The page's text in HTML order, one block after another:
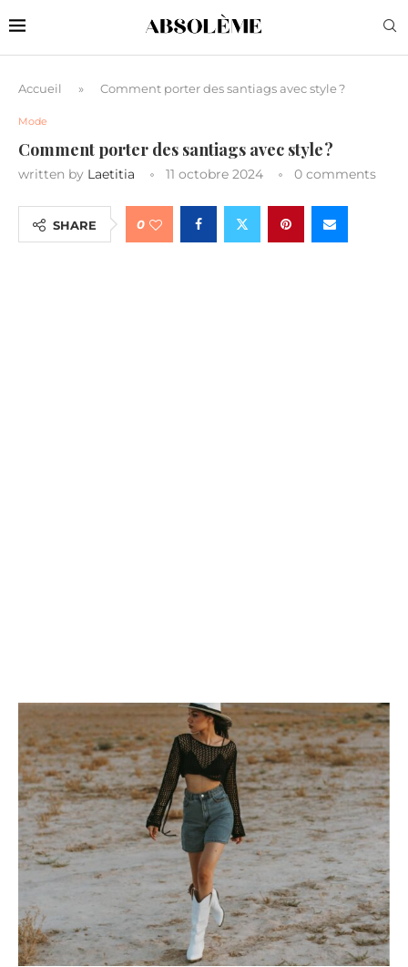
Accueil » Comment porter des santiags avec style ?
Mode
Comment porter des santiags avec style ?
written by Laetitia 11 octobre 2024 0 comments
SHARE 0